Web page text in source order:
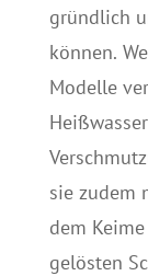
gründlich
können.
Modelle
sie zudem
dem
gelösten